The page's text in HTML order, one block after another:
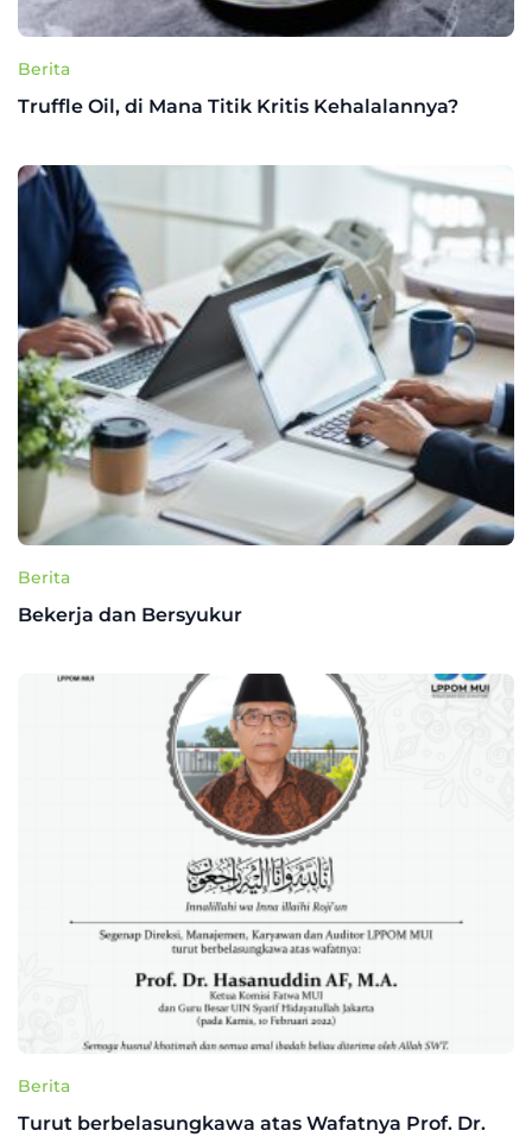
Berita
Truffle Oil, di Mana Titik Kritis Kehalalannya?
Berita
Bekerja dan Bersyukur
Berita
Turut berbelasungkawa atas Wafatnya Prof. Dr.